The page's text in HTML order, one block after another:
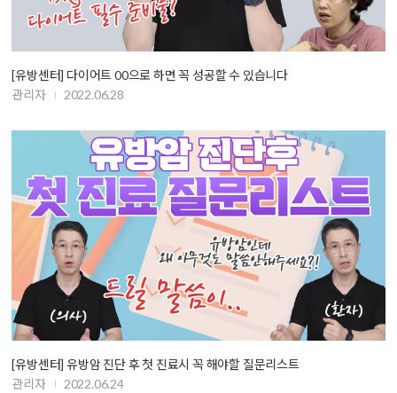
[유방센터] 다이어트 00으로 하면 꼭 성공할 수 있습니다
관리자
2022.06.28
[유방센터] 유방암 진단 후 첫 진료시 꼭 해야할 질문리스트
관리자
2022.06.24